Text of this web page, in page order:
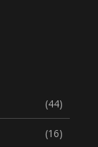
(44)
(16)